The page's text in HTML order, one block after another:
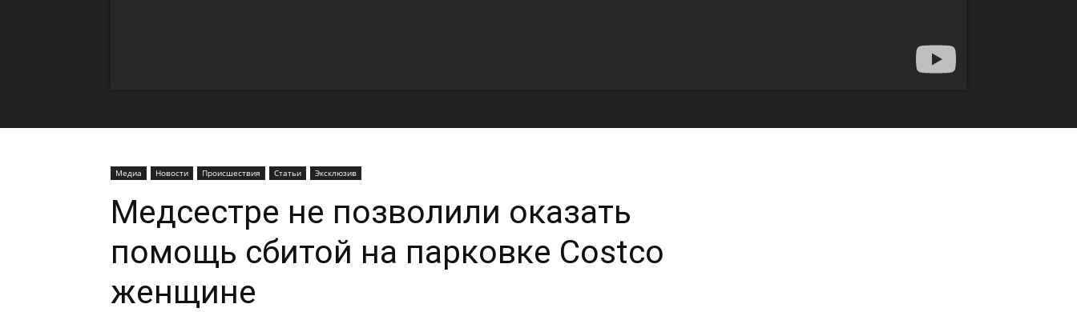
Медиа Новости Происшествия Статьи Эксклюзив
Медсестре не позволили оказать
помощь сбитой на парковке Costco
женщине